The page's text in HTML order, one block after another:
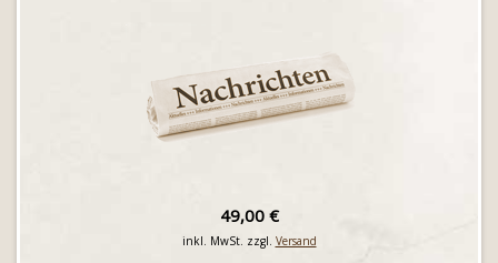
49,00 €
inkl. MwSt. zzgl. Versand